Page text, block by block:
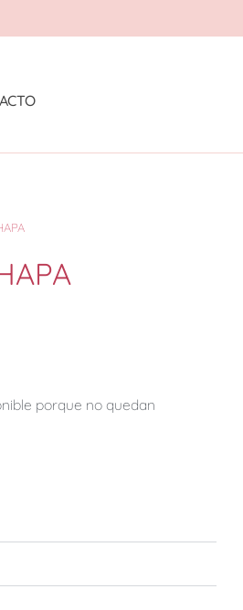
porque no quedan